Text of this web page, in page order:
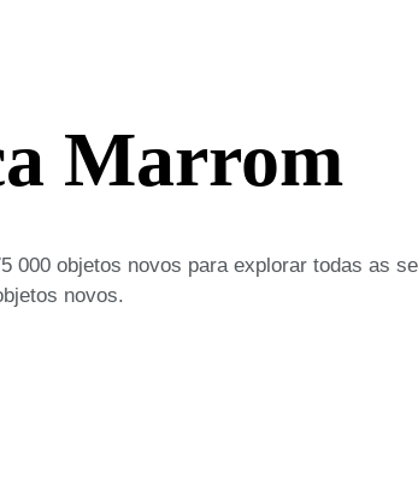
Marrom
000 objetos novos para explorar todas as
novos.